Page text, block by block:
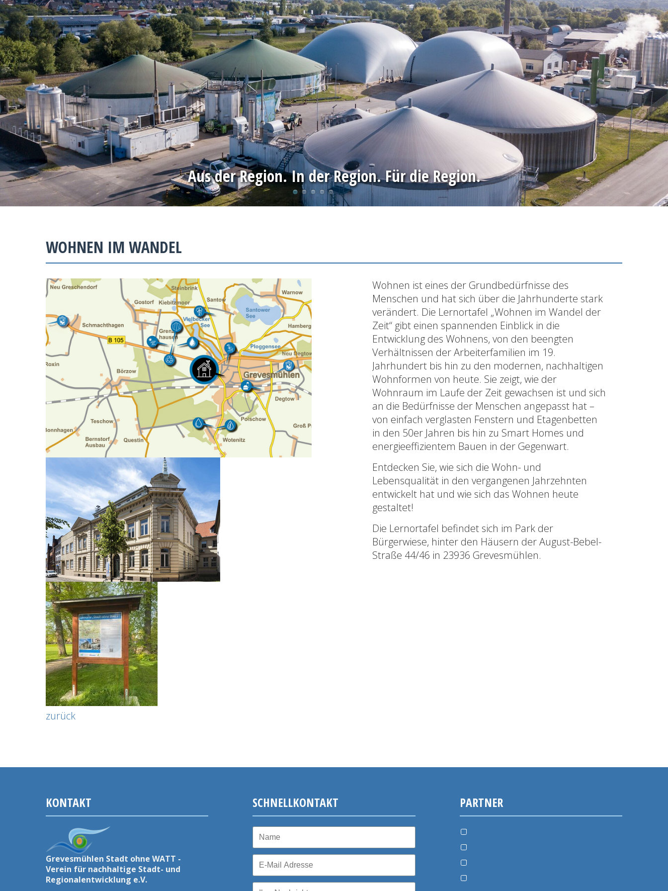
Aus der Region. In der Region. Für die Region.
WOHNEN IM WANDEL
Wohnen ist eines der Grundbedürfnisse des
Menschen und hat sich über die Jahrhunderte stark
verändert. Die Lernortafel „Wohnen im Wandel der
Zeit“ gibt einen spannenden Einblick in die
Entwicklung des Wohnens, von den beengten
Verhältnissen der Arbeiterfamilien im 19.
Jahrhundert bis hin zu den modernen, nachhaltigen
Wohnformen von heute. Sie zeigt, wie der
Wohnraum im Laufe der Zeit gewachsen ist und sich
an die Bedürfnisse der Menschen angepasst hat –
von einfach verglasten Fenstern und Etagenbetten
in den 50er Jahren bis hin zu Smart Homes und
energieeffizientem Bauen in der Gegenwart.
Entdecken Sie, wie sich die Wohn- und
Lebensqualität in den vergangenen Jahrzehnten
entwickelt hat und wie sich das Wohnen heute
gestaltet!
Die Lernortafel befindet sich im Park der
Bürgerwiese, hinter den Häusern der August-Bebel-
Straße 44/46 in 23936 Grevesmühlen.
zurück
KONTAKT
Grevesmühlen Stadt ohne WATT -
Verein für nachhaltige Stadt- und
Regionalentwicklung e.V.
SCHNELLKONTAKT PARTNER